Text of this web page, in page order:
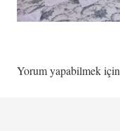
Yorum yapabilmek için